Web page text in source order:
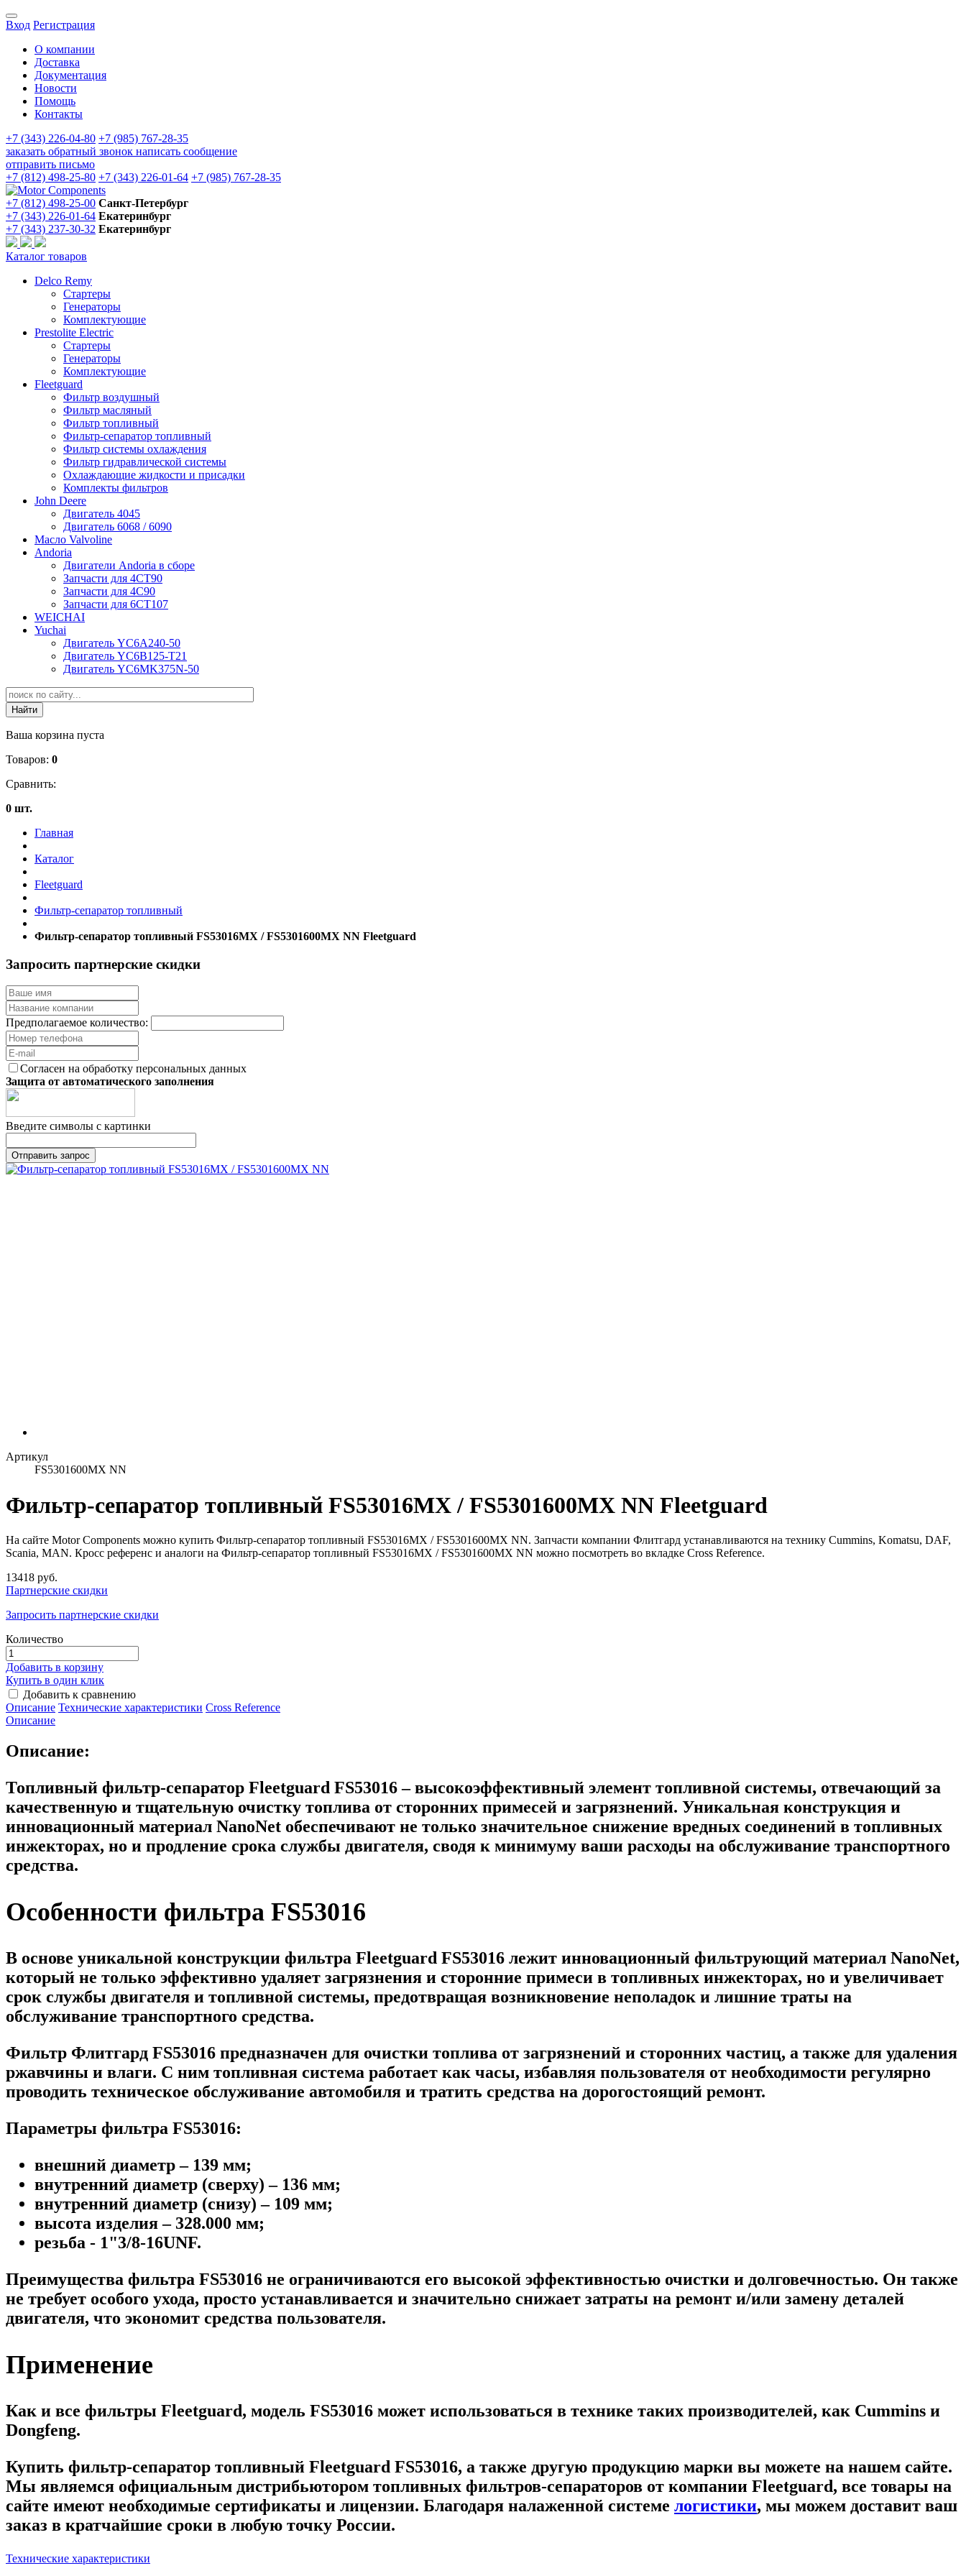
Вход Регистрация
О компании
Доставка
Документация
Новости
Помощь
Контакты
+7 (343) 226-04-80 +7 (985) 767-28-35
заказать обратный звонок написать сообщение
отправить письмо
+7 (812) 498-25-80 +7 (343) 226-01-64 +7 (985) 767-28-35
+7 (812) 498-25-00 Санкт-Петербург
+7 (343) 226-01-64 Екатеринбург
+7 (343) 237-30-32 Екатеринбург
Каталог товаров
Delco Remy
Стартеры
Генераторы
Комплектующие
Prestolite Electric
Стартеры
Генераторы
Комплектующие
Fleetguard
Фильтр воздушный
Фильтр масляный
Фильтр топливный
Фильтр-сепаратор топливный
Фильтр системы охлаждения
Фильтр гидравлической системы
Охлаждающие жидкости и присадки
Комплекты фильтров
John Deere
Двигатель 4045
Двигатель 6068 / 6090
Масло Valvoline
Andoria
Двигатели Andoria в сборе
Запчасти для 4CT90
Запчасти для 4С90
Запчасти для 6CT107
WEICHAI
Yuchai
Двигатель YC6A240-50
Двигатель YC6B125-T21
Двигатель YC6MK375N-50
Ваша корзина пуста
Товаров: 0
Сравнить:
0 шт.
Главная
Каталог
Fleetguard
Фильтр-сепаратор топливный
Фильтр-сепаратор топливный FS53016MX / FS5301600MX NN Fleetguard
Запросить партнерские скидки
Предполагаемое количество:
Согласен на обработку персональных данных
Защита от автоматического заполнения
Введите символы с картинки
Артикул
FS5301600MX NN
Фильтр-сепаратор топливный FS53016MX / FS5301600MX NN Fleetguard
На сайте Motor Components можно купить Фильтр-сепаратор топливный FS53016MX / FS5301600MX NN. Запчасти компании Флитгард устанавливаются на технику Cummins, Komatsu, DAF,
Scania, MAN. Кросс референс и аналоги на Фильтр-сепаратор топливный FS53016MX / FS5301600MX NN можно посмотреть во вкладке Cross Reference.
13418 руб.
Партнерские скидки
Запросить партнерские скидки
Количество
Добавить в корзину
Купить в один клик
Добавить к сравнению
Описание Технические характеристики Сross Reference
Описание
Описание:
Топливный фильтр-сепаратор Fleetguard FS53016 – высокоэффективный элемент топливной системы, отвечающий за
качественную и тщательную очистку топлива от сторонних примесей и загрязнений. Уникальная конструкция и
инновационный материал NanoNet обеспечивают не только значительное снижение вредных соединений в топливных
инжекторах, но и продление срока службы двигателя, сводя к минимуму ваши расходы на обслуживание транспортного
средства.
Особенности фильтра FS53016
В основе уникальной конструкции фильтра Fleetguard FS53016 лежит инновационный фильтрующий материал NanoNet,
который не только эффективно удаляет загрязнения и сторонние примеси в топливных инжекторах, но и увеличивает
срок службы двигателя и топливной системы, предотвращая возникновение неполадок и лишние траты на
обслуживание транспортного средства.
Фильтр Флитгард FS53016 предназначен для очистки топлива от загрязнений и сторонних частиц, а также для удаления
ржавчины и влаги. С ним топливная система работает как часы, избавляя пользователя от необходимости регулярно
проводить техническое обслуживание автомобиля и тратить средства на дорогостоящий ремонт.
Параметры фильтра FS53016:
внешний диаметр – 139 мм;
внутренний диаметр (сверху) – 136 мм;
внутренний диаметр (снизу) – 109 мм;
высота изделия – 328.000 мм;
резьба - 1"3/8-16UNF.
Преимущества фильтра FS53016 не ограничиваются его высокой эффективностью очистки и долговечностью. Он также
не требует особого ухода, просто устанавливается и значительно снижает затраты на ремонт и/или замену деталей
двигателя, что экономит средства пользователя.
Применение
Как и все фильтры Fleetguard, модель FS53016 может использоваться в технике таких производителей, как Cummins и
Dongfeng.
Купить фильтр-сепаратор топливный Fleetguard FS53016, а также другую продукцию марки вы можете на нашем сайте.
Мы являемся официальным дистрибьютором топливных фильтров-сепараторов от компании Fleetguard, все товары на
сайте имеют необходимые сертификаты и лицензии. Благодаря налаженной системе логистики, мы можем доставит ваш
заказ в кратчайшие сроки в любую точку России.
Технические характеристики